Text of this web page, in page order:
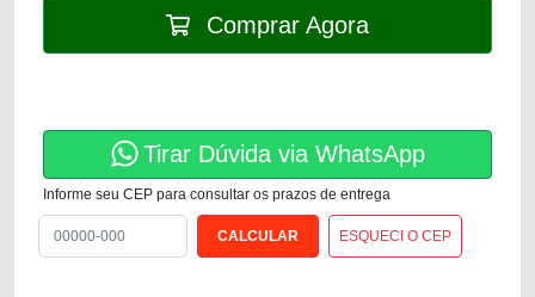
Comprar Agora
Tirar Dúvida via WhatsApp
Informe seu CEP para consultar os prazos de entrega
ESQUECI O CEP